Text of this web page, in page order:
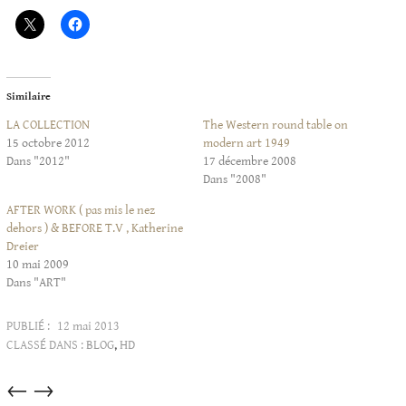
Similaire
LA COLLECTION
15 octobre 2012
Dans "2012"
The Western round table on
modern art 1949
17 décembre 2008
Dans "2008"
AFTER WORK ( pas mis le nez
dehors ) & BEFORE T.V , Katherine
Dreier
10 mai 2009
Dans "ART"
PUBLIÉ : 12 mai 2013
CLASSÉ DANS :BLOG,HD
Articles
→
←